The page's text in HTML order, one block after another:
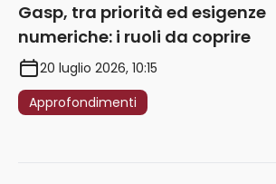
Gasp, tra priorità ed esigenze
numeriche: i ruoli da coprire
20 luglio 2026, 10:15
Approfondimenti